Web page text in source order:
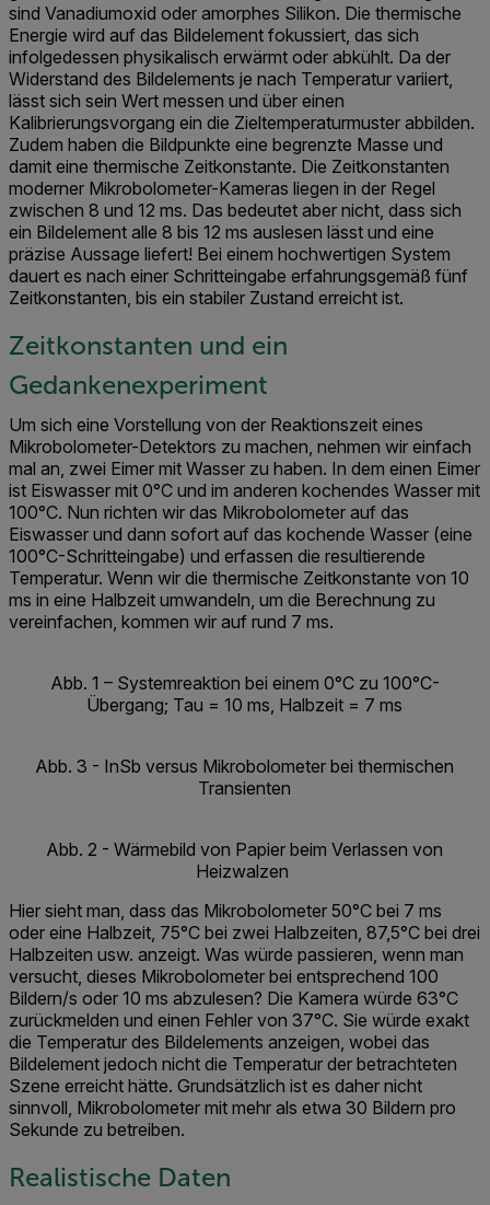
sind Vanadiumoxid oder amorphes Silikon. Die thermische
Energie wird auf das Bildelement fokussiert, das sich
infolgedessen physikalisch erwärmt oder abkühlt. Da der
Widerstand des Bildelements je nach Temperatur variiert,
lässt sich sein Wert messen und über einen
Kalibrierungsvorgang ein die Zieltemperaturmuster abbilden.
Zudem haben die Bildpunkte eine begrenzte Masse und
damit eine thermische Zeitkonstante. Die Zeitkonstanten
moderner Mikrobolometer-Kameras liegen in der Regel
zwischen 8 und 12 ms. Das bedeutet aber nicht, dass sich
ein Bildelement alle 8 bis 12 ms auslesen lässt und eine
präzise Aussage liefert! Bei einem hochwertigen System
dauert es nach einer Schritteingabe erfahrungsgemäß fünf
Zeitkonstanten, bis ein stabiler Zustand erreicht ist.
Zeitkonstanten und ein
Gedankenexperiment
Um sich eine Vorstellung von der Reaktionszeit eines
Mikrobolometer-Detektors zu machen, nehmen wir einfach
mal an, zwei Eimer mit Wasser zu haben. In dem einen Eimer
ist Eiswasser mit 0°C und im anderen kochendes Wasser mit
100°C. Nun richten wir das Mikrobolometer auf das
Eiswasser und dann sofort auf das kochende Wasser (eine
100°C-Schritteingabe) und erfassen die resultierende
Temperatur. Wenn wir die thermische Zeitkonstante von 10
ms in eine Halbzeit umwandeln, um die Berechnung zu
vereinfachen, kommen wir auf rund 7 ms.
Abb. 1 – Systemreaktion bei einem 0°C zu 100°C-
Übergang; Tau = 10 ms, Halbzeit = 7 ms
Abb. 3 - InSb versus Mikrobolometer bei thermischen
Transienten
Abb. 2 - Wärmebild von Papier beim Verlassen von
Heizwalzen
Hier sieht man, dass das Mikrobolometer 50°C bei 7 ms
oder eine Halbzeit, 75°C bei zwei Halbzeiten, 87,5°C bei drei
Halbzeiten usw. anzeigt. Was würde passieren, wenn man
versucht, dieses Mikrobolometer bei entsprechend 100
Bildern/s oder 10 ms abzulesen? Die Kamera würde 63°C
zurückmelden und einen Fehler von 37°C. Sie würde exakt
die Temperatur des Bildelements anzeigen, wobei das
Bildelement jedoch nicht die Temperatur der betrachteten
Szene erreicht hätte. Grundsätzlich ist es daher nicht
sinnvoll, Mikrobolometer mit mehr als etwa 30 Bildern pro
Sekunde zu betreiben.
Realistische Daten